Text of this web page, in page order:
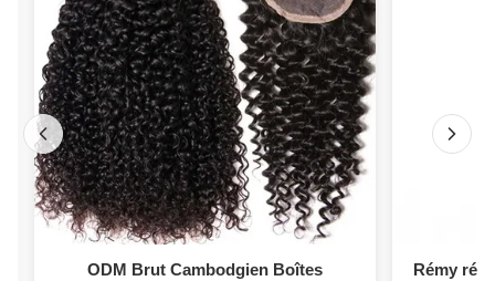
ODM Brut Cambodgien Boîtes
Rémy